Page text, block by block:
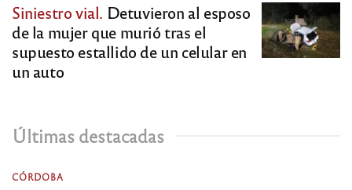
Siniestro vial. Detuvieron al esposo
de la mujer que murió tras el
supuesto estallido de un celular en
un auto
Últimas destacadas
CÓRDOBA